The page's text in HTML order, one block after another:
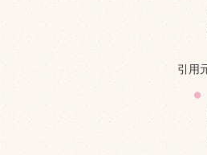
引用